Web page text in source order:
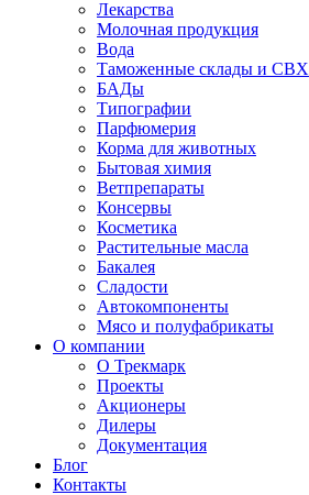
Лекарства
Молочная продукция
Вода
Таможенные склады и СВХ
БАДы
Типографии
Парфюмерия
Корма для животных
Бытовая химия
Ветпрепараты
Консервы
Косметика
Растительные масла
Бакалея
Сладости
Автокомпоненты
Мясо и полуфабрикаты
О компании
О Трекмарк
Проекты
Акционеры
Дилеры
Документация
Блог
Контакты